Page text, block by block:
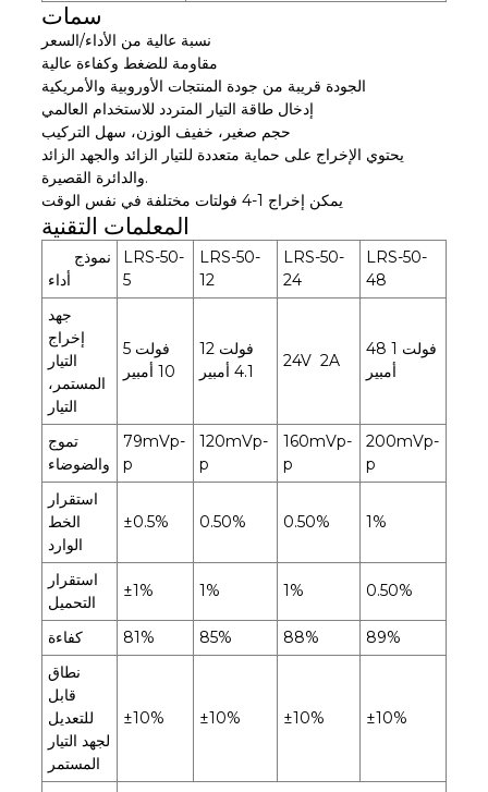
سمات
نسبة عالية من الأداء/السعر
مقاومة للضغط وكفاءة عالية
الجودة قريبة من جودة المنتجات الأوروبية والأمريكية
إدخال طاقة التيار المتردد للاستخدام العالمي
حجم صغير، خفيف الوزن، سهل التركيب
يحتوي الإخراج على حماية متعددة للتيار الزائد والجهد الزائد
والدائرة القصيرة.
يمكن إخراج 1-4 فولتات مختلفة في نفس الوقت
المعلمات التقنية
نموذج
أداء
LRS-50-
5
LRS-50-
12
LRS-50-
24
LRS-50-
48
جهد
إخراج
التيار
المستمر،
التيار
5 فولت
10 أمبير
12 فولت
4.1 أمبير
24V 2A
48 فولت 1
أمبير
تموج
والضوضاء
79mVp-
p
120mVp-
p
160mVp-
p
200mVp-
p
استقرار
الخط
الوارد
±0.5% 0.50% 0.50% 1%
استقرار
التحميل
±1% 1% 1% 0.50%
كفاءة 81% 85% 88%
89%
نطاق
قابل
للتعديل
لجهد التيار
المستمر
±10% ±10% ±10% ±10%